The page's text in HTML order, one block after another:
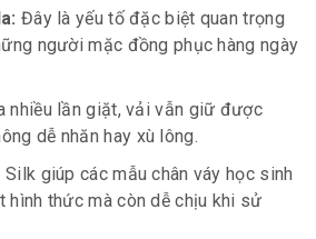
Đây là yếu tố đặc biệt quan trọng
người mặc đồng phục hàng ngày
nhiều lần giặt, vải vẫn giữ được
dễ nhăn hay xù lông.
giúp các mẫu chân váy học sinh
hình thức mà còn dễ chịu khi sử